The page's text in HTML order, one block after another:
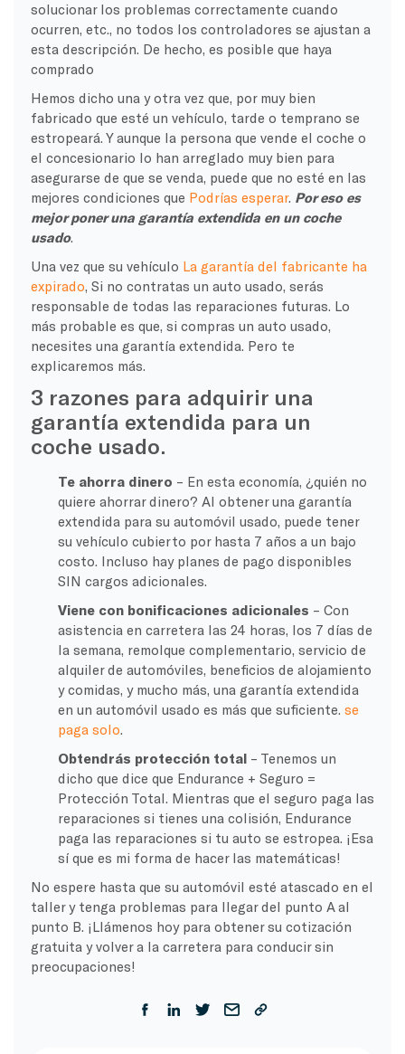
solucionar los problemas correctamente cuando
ocurren, etc., no todos los controladores se ajustan a
esta descripción. De hecho, es posible que haya
comprado
Hemos dicho una y otra vez que, por muy bien
fabricado que esté un vehículo, tarde o temprano se
estropeará. Y aunque la persona que vende el coche o
el concesionario lo han arreglado muy bien para
asegurarse de que se venda, puede que no esté en las
mejores condiciones que Podrías esperar. Por eso es
mejor poner una garantía extendida en un coche
usado.
Una vez que su vehículo La garantía del fabricante ha
expirado, Si no contratas un auto usado, serás
responsable de todas las reparaciones futuras. Lo
más probable es que, si compras un auto usado,
necesites una garantía extendida. Pero te
explicaremos más.
3 razones para adquirir una
garantía extendida para un
coche usado.
Te ahorra dinero – En esta economía, ¿quién no
quiere ahorrar dinero? Al obtener una garantía
extendida para su automóvil usado, puede tener
su vehículo cubierto por hasta 7 años a un bajo
costo. Incluso hay planes de pago disponibles
SIN cargos adicionales.
Viene con bonificaciones adicionales – Con
asistencia en carretera las 24 horas, los 7 días de
la semana, remolque complementario, servicio de
alquiler de automóviles, beneficios de alojamiento
y comidas, y mucho más, una garantía extendida
en un automóvil usado es más que suficiente. se
paga solo.
Obtendrás protección total – Tenemos un
dicho que dice que Endurance + Seguro =
Protección Total. Mientras que el seguro paga las
reparaciones si tienes una colisión, Endurance
paga las reparaciones si tu auto se estropea. ¡Esa
sí que es mi forma de hacer las matemáticas!
No espere hasta que su automóvil esté atascado en el
taller y tenga problemas para llegar del punto A al
punto B. ¡Llámenos hoy para obtener su cotización
gratuita y volver a la carretera para conducir sin
preocupaciones!